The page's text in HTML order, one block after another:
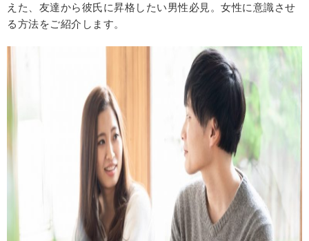
えた、友達から彼氏に昇格したい男性必見。女性に意識させ
る方法をご紹介します。